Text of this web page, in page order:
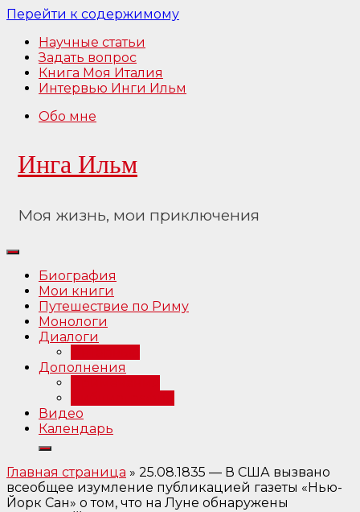
Перейти к содержимому
Научные статьи
Задать вопрос
Книга Моя Италия
Интервью Инги Ильм
Обо мне
Инга Ильм
Моя жизнь, мои приключения
Биография
Мои книги
Путешествие по Риму
Монологи
Диалоги
Дополнения
Видео
Календарь
Главная страница » 25.08.1835 — В США вызвано
всеобщее изумление публикацией газеты «Нью-
Йорк Сан» о том, что на Луне обнаружены